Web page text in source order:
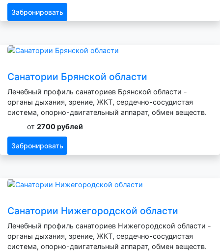
Забронировать
Санатории Брянской области
Лечебный профиль санаториев Брянской области -
органы дыхания, зрение, ЖКТ, сердечно-сосудистая
система, опорно-двигательный аппарат, обмен веществ.
от 2700 рублей
Забронировать
Санатории Нижегородской области
Лечебный профиль санаториев Нижегородской области -
органы дыхания, зрение, ЖКТ, сердечно-сосудистая
система, опорно-двигательный аппарат, обмен веществ.